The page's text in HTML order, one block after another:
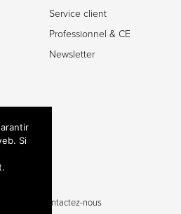
Service client
Professionnel & CE
Newsletter
Contactez-nous
Si